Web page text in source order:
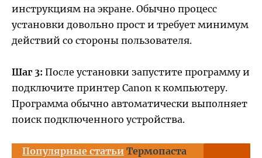
инструкциям на экране. Обычно процесс
установки довольно прост и требует минимум
действий со стороны пользователя.
Шаг 3: После установки запустите программу и
подключите принтер Canon к компьютеру.
Программа обычно автоматически выполняет
поиск подключенного устройства.
Популярные статьи Термопаста